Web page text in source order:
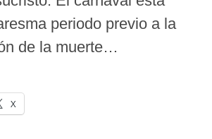
periodo previo a la
de la muerte…
X